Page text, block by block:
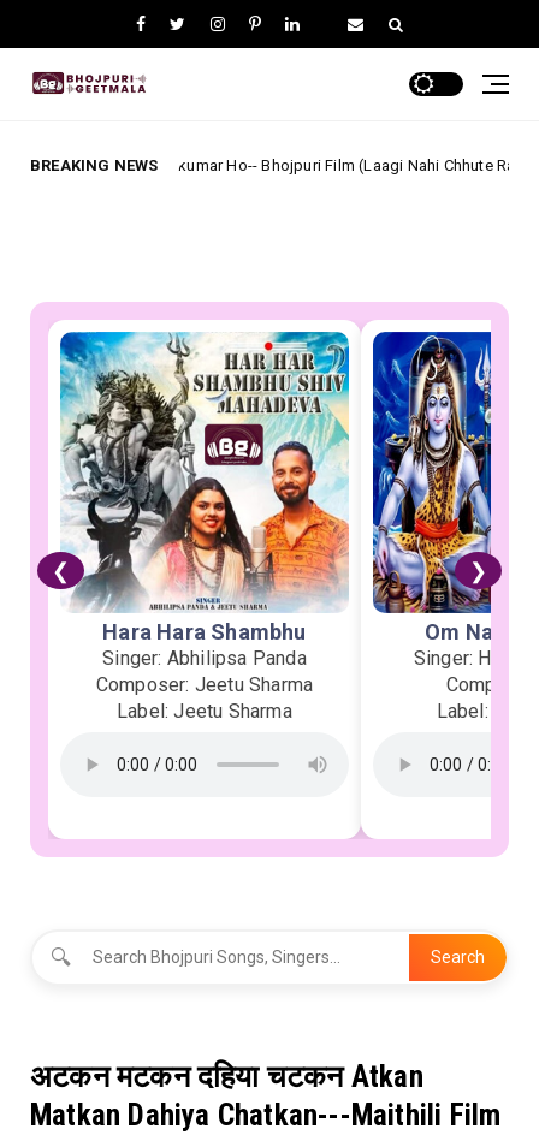
BREAKING NEWS
Sukumar Ho-- Bhojpuri Film (Laagi Nahi Chhute Ram) Full Lyrics
❮ ❯
Hara Hara Shambhu
Singer: Abhilipsa Panda
Composer: Jeetu Sharma
Label: Jeetu Sharma
Om
Singer:
Label:
🔍 Search
अटकन मटकन दहिया चटकन Atkan
Matkan Dahiya Chatkan---Maithili Film